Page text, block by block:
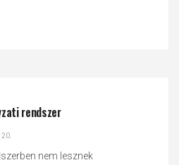
rendszer
nem lesznek